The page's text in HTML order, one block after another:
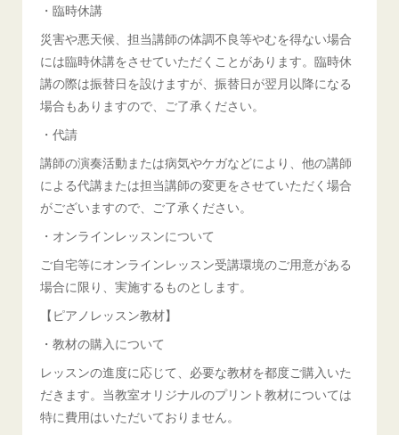
・臨時休講
災害や悪天候、担当講師の体調不良等やむを得ない場合
には臨時休講をさせていただくことがあります。臨時休
講の際は振替日を設けますが、振替日が翌月以降になる
場合もありますので、ご了承ください。
・代請
講師の演奏活動または病気やケガなどにより、他の講師
による代講または担当講師の変更をさせていただく場合
がございますので、ご了承ください。
・オンラインレッスンについて
ご自宅等にオンラインレッスン受講環境のご用意がある
場合に限り、実施するものとします。
【ピアノレッスン教材】
・教材の購入について
レッスンの進度に応じて、必要な教材を都度ご購入いた
だきます。当教室オリジナルのプリント教材については
特に費用はいただいておりません。